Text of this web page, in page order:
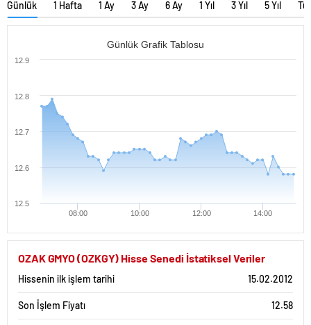
Günlük 1 Hafta 1 Ay 3 Ay 6 Ay 1 Yıl 3 Yıl 5 Yıl
Günlük Grafik Tablosu
08:00 10:00 12:00 14:00
12.5
12.6
12.7
12.8
12.9
OZAK GMYO (OZKGY) Hisse Senedi İstatiksel Veriler
Hissenin ilk işlem tarihi 15.02.2012
Son İşlem Fiyatı 12.58